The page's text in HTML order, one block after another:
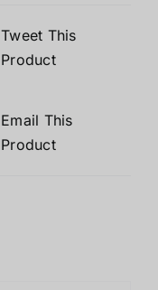
Tweet This
Product
Email This
Product